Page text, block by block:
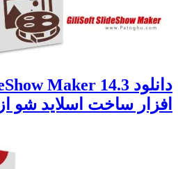
افزار ساخت اسلاید شو